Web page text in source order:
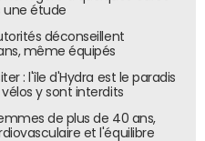
une étude
déconseillent
même équipés
: l'île d'Hydra est le paradis
y sont interdits
de plus de 40 ans,
et l'équilibre